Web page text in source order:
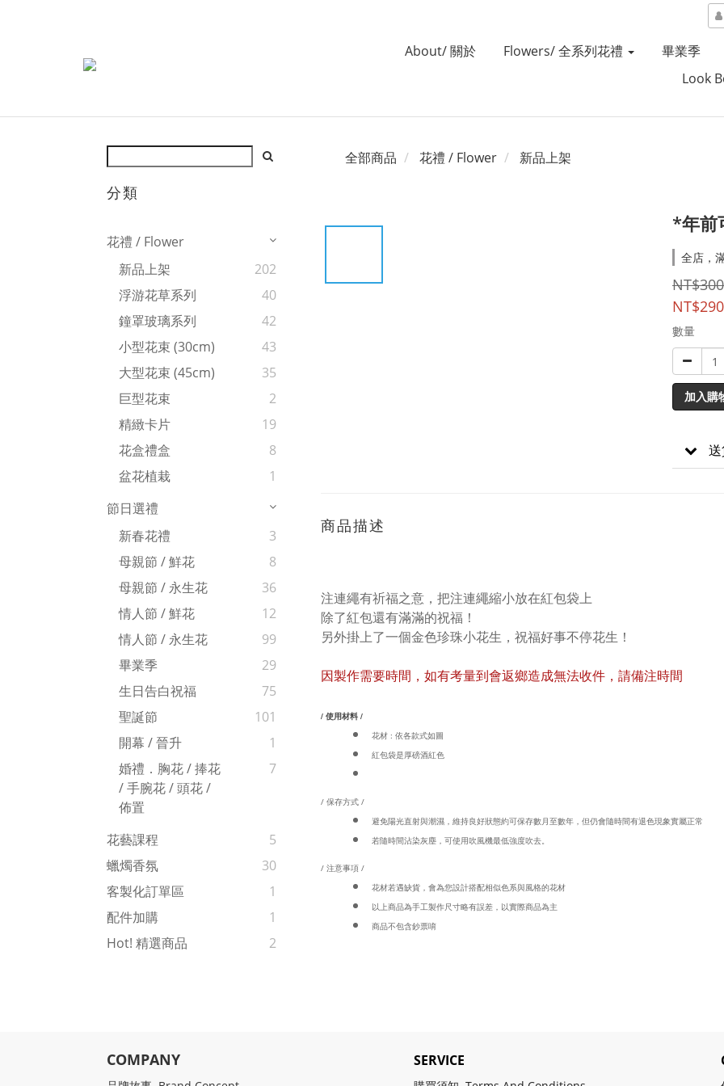
About/ 關於 Flowers/ 全系列花禮 畢業季
Look
分類
花禮 / Flower
新品上架
202
浮游花草系列
40
鐘罩玻璃系列
42
小型花束 (30cm)
43
大型花束 (45cm)
35
巨型花束
2
精緻卡片
19
花盒禮盒
8
盆花植栽
1
節日選禮
新春花禮
3
母親節 / 鮮花
8
母親節 / 永生花
36
情人節 / 鮮花
12
情人節 / 永生花
99
畢業季
29
生日告白祝福
75
聖誕節
101
開幕 / 晉升
1
婚禮．胸花 / 捧花
/ 手腕花 / 頭花 /
佈置
7
花藝課程
5
蠟燭香氛
30
客製化訂單區
1
配件加購
1
Hot! 精選商品
2
全部商品 花禮 / Flower 新品上架
*年前
全店，
NT$300
NT$290
數量
加入購
商品描述
注連繩有祈福之意，把注連繩縮小放在紅包袋上
除了紅包還有滿滿的祝福！
另外掛上了一個金色珍珠小花生，祝福好事不停花生！
因製作需要時間，如有考量到會返鄉造成無法收件，請備注時間
/ 使用材料 /
花材 : 依各款式如圖
紅包袋是厚磅酒紅色
/ 保存方式 /
避免陽光直射與潮濕，維持良好狀態約可保存數月至數年，但仍會隨時間有退色現象實屬正常
若隨時間沾染灰塵，可使用吹風機最低強度吹去。
/ 注意事項 /
花材若遇缺貨，會為您設計搭配相似色系與風格的花材
以上商品為手工製作尺寸略有誤差，以實際商品為主
商品不包含鈔票唷
COMPANY SERVICE